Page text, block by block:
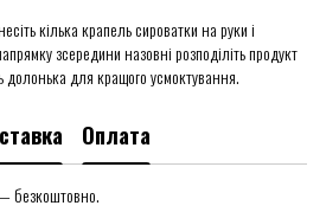
кілька крапель сироватки на руки і
зсередини назовні розподіліть продукт
долонька для кращого усмоктування.
Оплата
безкоштовно.